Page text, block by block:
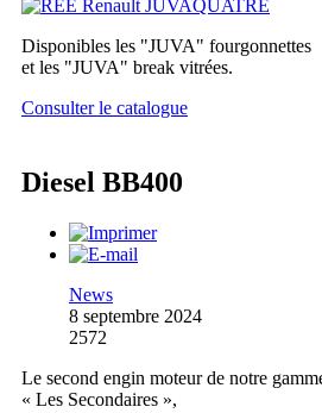
Disponibles les "JUVA" fourgonnettes
et les "JUVA" break vitrées.
Consulter le catalogue
Diesel BB400
News
8 septembre 2024
2572
Le second engin moteur de notre
« Les Secondaires »,